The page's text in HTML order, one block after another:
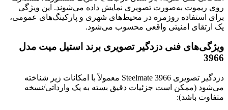
روی ریموت به‌صورت تصویری نمایش داده می‌شوند. این ویژگی
برای استفاده روزمره در محیط‌های شهری و پارکینگ‌های عمومی،
یک ارتقای امنیتی واقعی محسوب می‌شود.
ویژگی‌های فنی دزدگیر تصویری برند استیل میت مدل
3966
دزدگیر تصویری Steelmate 3966 معمولاً با امکانات زیر شناخته
می‌شود (ممکن است جزئیات دقیق بسته به پک وارداتی/نسخه
متفاوت باشد):